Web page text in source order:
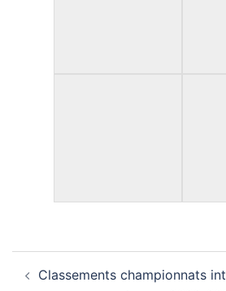
d’article
Classements championnats